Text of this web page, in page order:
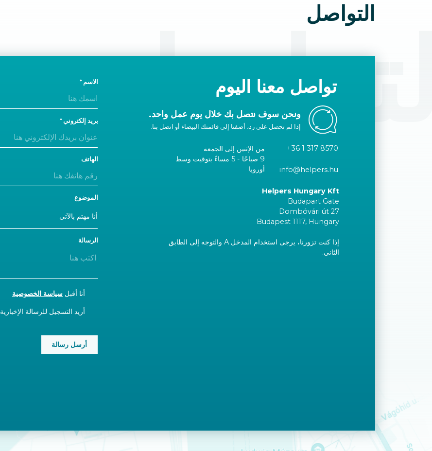
التواصل
تواصل معنا اليوم
ونحن سوف نتصل بك خلال يوم عمل واحد.
إذا لم تحصل على رد، أضفنا إلى قائمتك البيضاء أو اتصل بنا.
+36 1 317 8570
info@helpers.hu
من الإثنين إلى الجمعة
9 صباحًا - 5 مساءً بتوقيت وسط
أوروبا
Helpers Hungary Kft
Budapart Gate
Dombóvári út 27
Budapest 1117, Hungary
إذا كنت تزورنا، يرجى استخدام المدخل A والتوجه إلى الطابق
الثاني.
الاسم
بريد إلكتروني
الهاتف
الموضوع
الرسالة
CONSENT
أنا أقبل سياسة الخصوصية
NEWSLETTER
أريد التسجيل للرسالة الإخبارية